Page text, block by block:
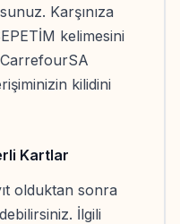
Karşınıza
kelimesini
kilidini
Kartlar
olduktan sonra
İlgili